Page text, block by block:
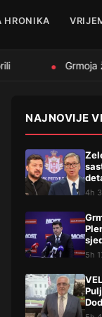
HRONIKA
Grmoja
NAJNOVIJE
4h
5h